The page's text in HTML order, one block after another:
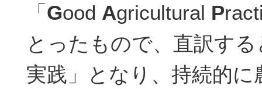
「 Good Agricultural P
とったもので、直訳す
実践」となり、持続的に